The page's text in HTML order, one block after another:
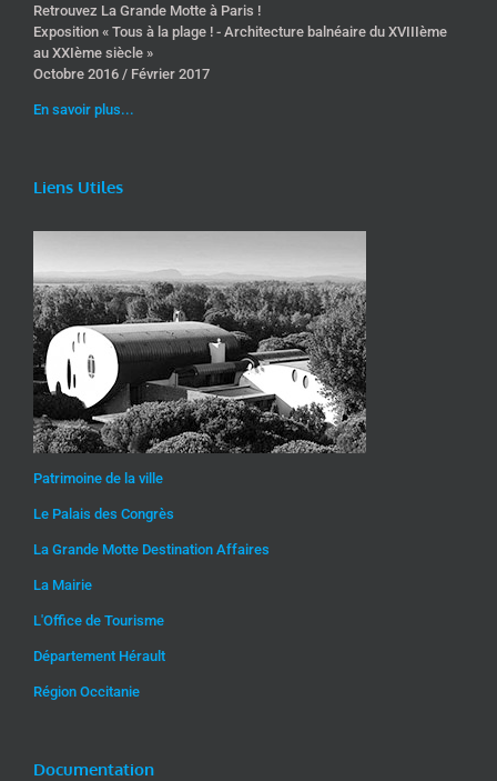
Retrouvez La Grande Motte à Paris !
Exposition « Tous à la plage ! - Architecture balnéaire du XVIIIème
au XXIème siècle »
Octobre 2016 / Février 2017
En savoir plus...
Liens Utiles
Patrimoine de la ville
Le Palais des Congrès
La Grande Motte Destination Affaires
La Mairie
L'Office de Tourisme
Département Hérault
Région Occitanie
Documentation